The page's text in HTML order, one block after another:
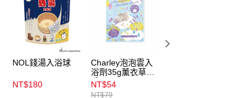
NOL錢湯入浴球
NT$180
Charley泡泡雲入
浴劑35g薰衣草奶
香
NT$54
NT$79